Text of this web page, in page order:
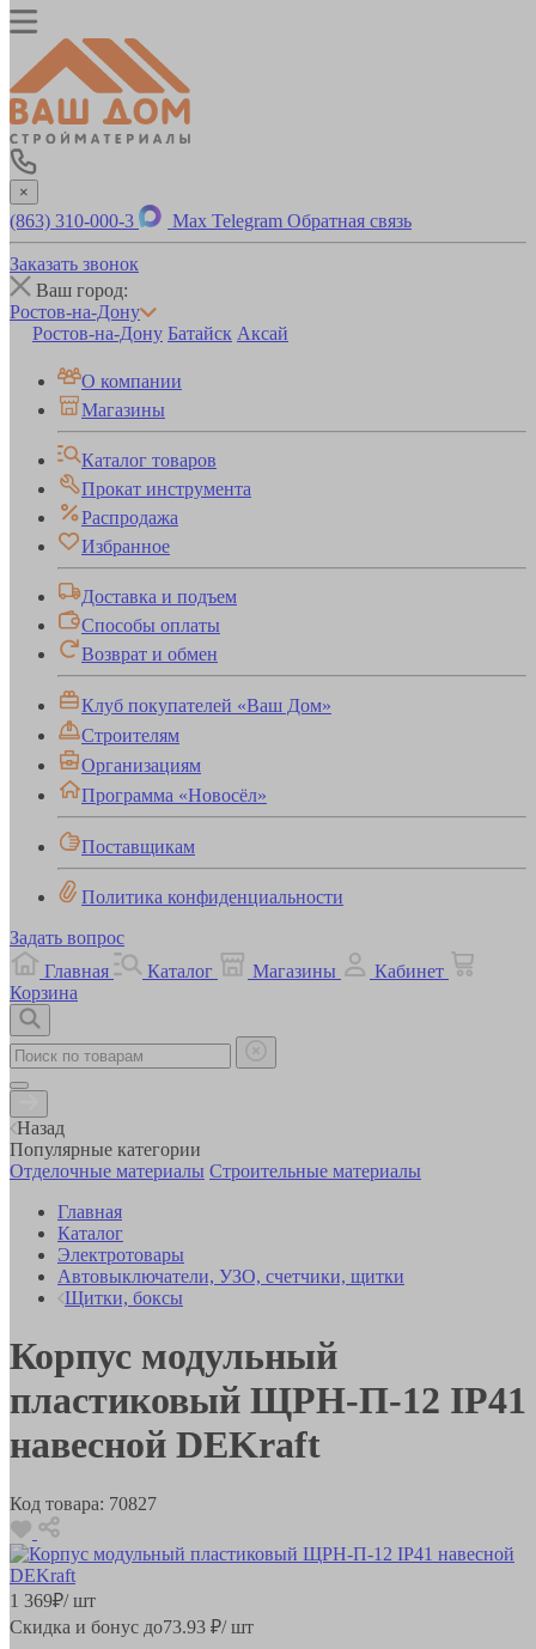
×
(863) 310-000-3 Max Telegram Обратная связь
Заказать звонок
Ваш город:
Ростов-на-Дону
Ростов-на-Дону Батайск Аксай
О компании
Магазины
Каталог товаров
Прокат инструмента
Распродажа
Избранное
Доставка и подъем
Способы оплаты
Возврат и обмен
Клуб покупателей «Ваш Дом»
Строителям
Организациям
Программа «Новосёл»
Поставщикам
Политика конфиденциальности
Задать вопрос
Главная
Каталог Магазины
Кабинет
Корзина
Назад
Популярные категории
Отделочные материалы Строительные материалы
Главная
Каталог
Электротовары
Автовыключатели, УЗО, счетчики, щитки
Щитки, боксы
Корпус модульный
пластиковый ЩРН-П-12 IP41
навесной DEKraft
Код товара: 70827
1 369₽/ шт
Скидка и бонус до73.93 ₽/ шт